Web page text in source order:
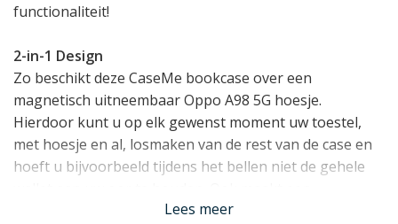
functionaliteit!
2-in-1 Design
Zo beschikt deze CaseMe bookcase over een
magnetisch uitneembaar Oppo A98 5G hoesje.
Hierdoor kunt u op elk gewenst moment uw toestel,
met hoesje en al, losmaken van de rest van de case en
hoeft u bijvoorbeeld tijdens het bellen niet de gehele
uitneembare houder het makkelijk om uw telefoon in
Lees meer